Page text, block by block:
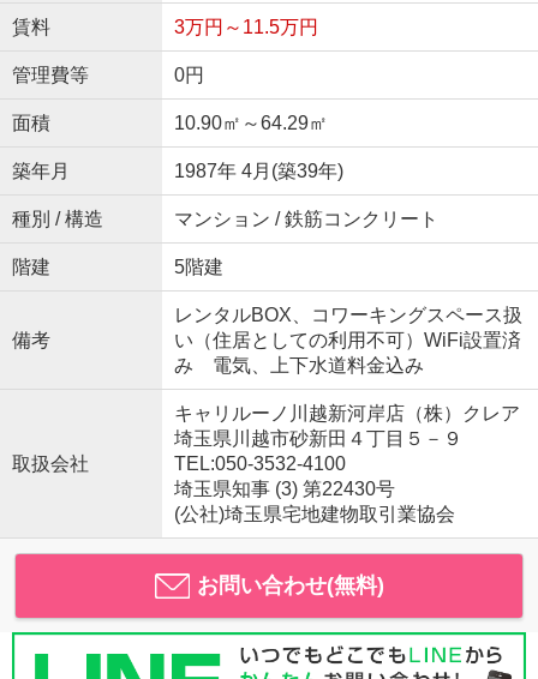
賃料 3万円～11.5万円
管理費等 0円
面積 10.90㎡～64.29㎡
築年月 1987年 4月(築39年)
種別 / 構造 マンション / 鉄筋コンクリート
階建 5階建
備考
レンタルBOX、コワーキングスペース扱
い（住居としての利用不可）WiFi設置済
み 電気、上下水道料金込み
取扱会社
キャリルーノ川越新河岸店（株）クレア
埼玉県川越市砂新田４丁目５－９
TEL:050-3532-4100
埼玉県知事 (3) 第22430号
(公社)埼玉県宅地建物取引業協会
お問い合わせ(無料)